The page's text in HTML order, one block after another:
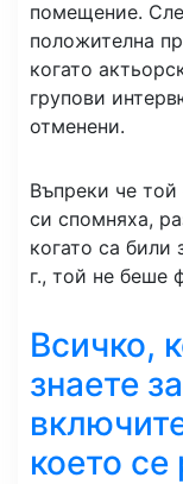
помещение.
положителна
когато
групови
отменени.
Въпреки че той
си спомняха,
когато са били
г., той не беше
Всичко,
знаете
което се